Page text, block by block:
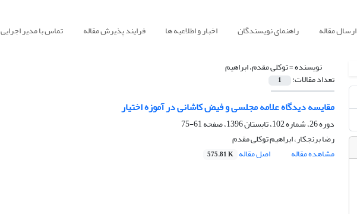
ارسال مقاله راهنمای نویسندگان اخبار و اطلاعیه ها فرایند پذیرش مقاله تماس با مدیر اجرایی
نویسنده =توکلی مقدم، ابراهیم
تعداد مقالات: 1
مقایسه دیدگاه علامه مجلسی و فیض کاشانی در آموزه اختیار
دوره 26، شماره 102، تابستان 1396، صفحه
61-75
رضا برنجکار، ابراهیم توکلی مقدم
مشاهده مقاله
اصل مقاله 575.81 K